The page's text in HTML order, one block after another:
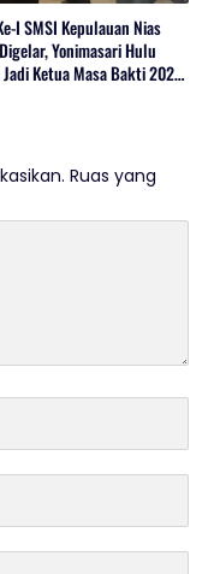
I SMSI Kepulauan Nias
Yonimasari Hulu
Ketua Masa Bakti 2026-
Ruas yang